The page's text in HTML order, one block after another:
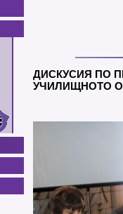
ДИСКУСИЯ ПО
УЧИЛИЩНОТО